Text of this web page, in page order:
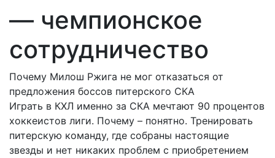
— чемпионское
сотрудничество
Почему Милош Ржига не мог отказаться от
предложения боссов питерского СКА
Играть в КХЛ именно за СКА мечтают 90 процентов
хоккеистов лиги. Почему – понятно. Тренировать
питерскую команду, где собраны настоящие
звезды и нет никаких проблем с приобретением